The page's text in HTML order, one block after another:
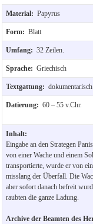
Material: Papyrus
Form: Blatt
Umfang: 32 Zeilen.
Sprache: Griechisch
Textgattung: dokumentarisch
Datierung: 60 – 55 v.Chr.
Inhalt:
Eingabe an den Strategen
von einer Wache und einem
transportierte, wurde er von
misslang der Überfall. Die
aber sofort danach befreit
raubten die ganze Ladung.
Archive der Beamten des